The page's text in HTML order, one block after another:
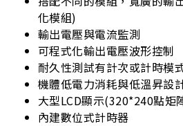
化模組)
輸出電壓與電流監測
可程式化輸出電壓波形控制
耐久性測試有計次或計時模
機體低電力消耗與低溫昇設
大型LCD顯示(320*240點矩
內建數位式計時器